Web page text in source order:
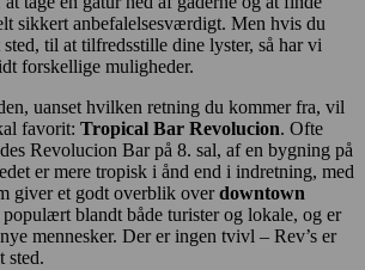
sikkert anbefalelsesværdigt. Men hvis du
til at tilfredsstille dine lyster, så har vi
forskellige muligheder.
uanset hvilken retning du kommer fra, vil
favorit: Tropical Bar Revolucion. Ofte
Revolucion Bar på 8. sal, af en bygning på
er mere tropisk i ånd end i indretning, med
giver et godt overblik overdowntown
populært blandt både turister og lokale, og er
mennesker. Der er ingen tvivl – Rev’s er
sted.